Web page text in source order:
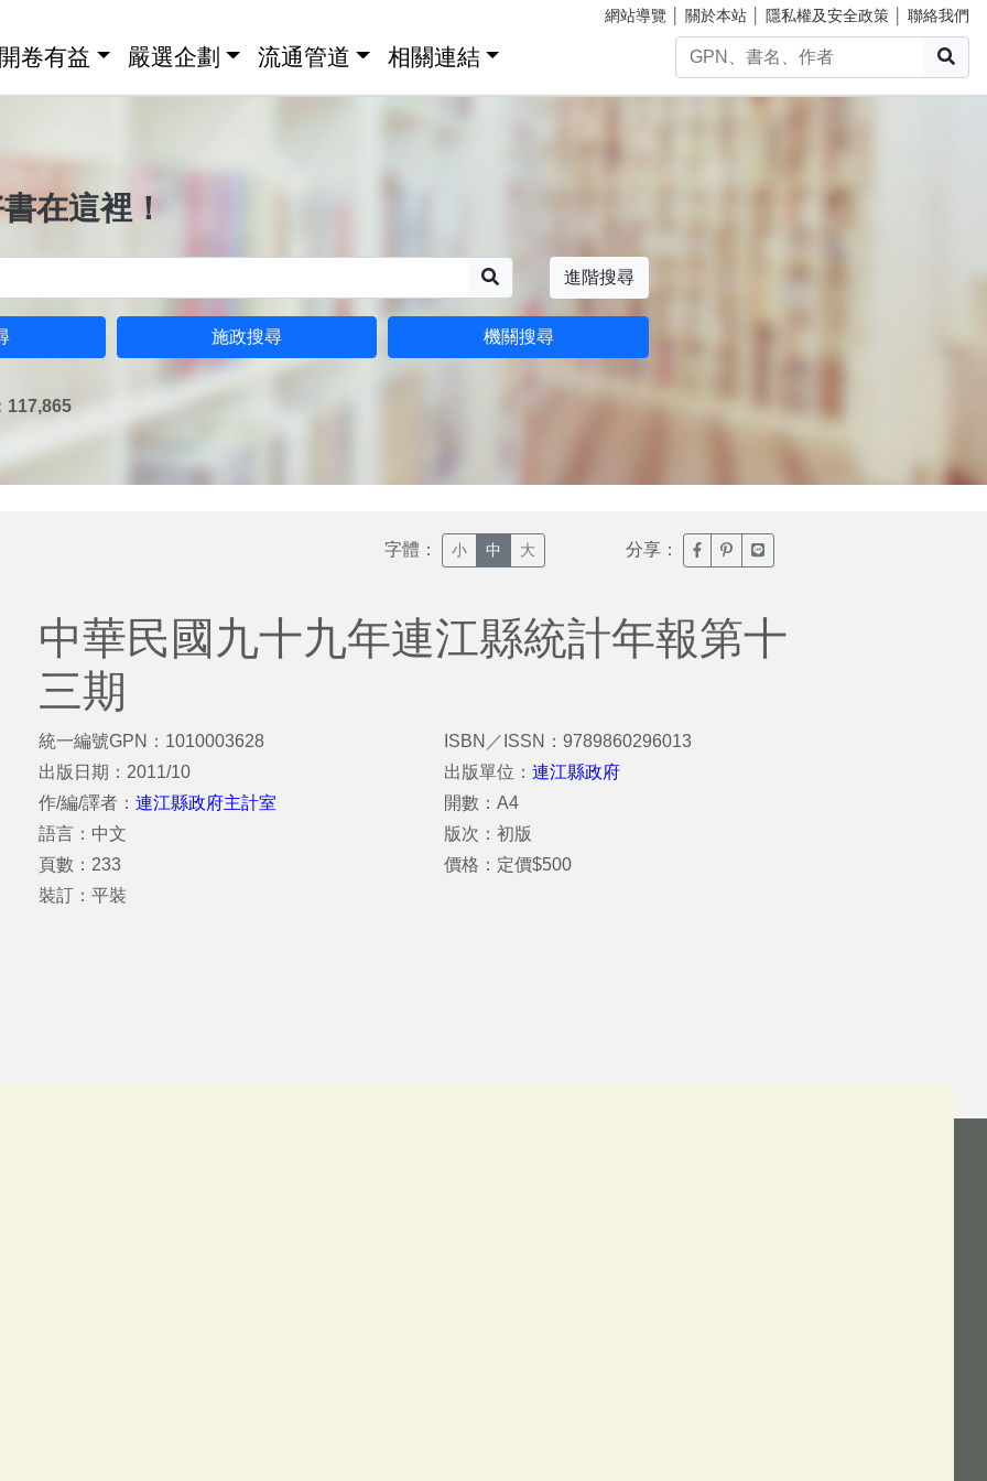
網站導覽 關於本站 隱私權及安全政策 聯絡我們
卷有益 嚴選企劃 流通管道 相關連結
在這裡！
進階搜尋
施政搜尋 機關搜尋
117,865
字體： 小 中 大 分享： 臉書分享(另開新視窗)
噗浪分享(另開新視窗)
Line分享(另開新視窗)
中華民國九十九年連江縣統計年報第十
三期
統一編號GPN：1010003628
出版日期：2011/10
作/編/譯者： 連江縣政府主計室
語言：中文
頁數：233
裝訂：平裝
ISBN／ISSN：9789860296013
出版單位：連江縣政府
開數：A4
版次：初版
價格：定價$500